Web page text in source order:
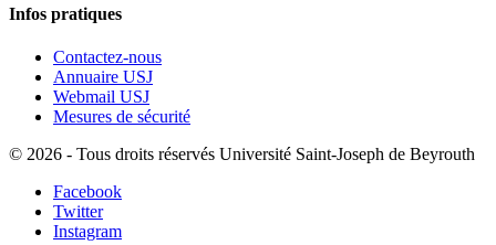
Infos pratiques
Contactez-nous
Annuaire USJ
Webmail USJ
Mesures de sécurité
© 2026 - Tous droits réservés Université Saint-Joseph de Beyrouth
Facebook
Twitter
Instagram